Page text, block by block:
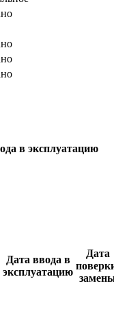
в эксплуатацию
Дата ввода в
эксплуатацию
Дата